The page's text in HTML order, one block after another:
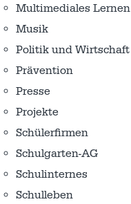
Multimediales Lernen
Musik
Politik und Wirtschaft
Prävention
Presse
Projekte
Schülerfirmen
Schulgarten-AG
Schulinternes
Schulleben